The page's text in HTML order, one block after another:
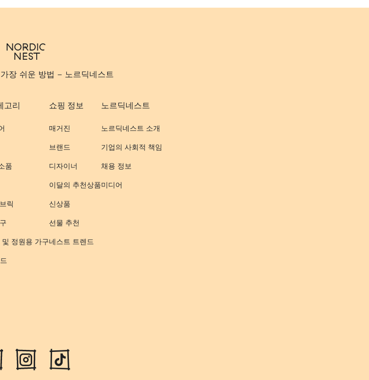
장 쉬운 방법 - 노르딕네스트
고리
품
릭
및 정원용 가구
쇼핑 정보
매거진
브랜드
디자이너
이달의 추천상품
신상품
선물 추천
네스트 트렌드
노르딕네스트
노르딕네스트 소개
기업의 사회적 책임
채용 정보
미디어